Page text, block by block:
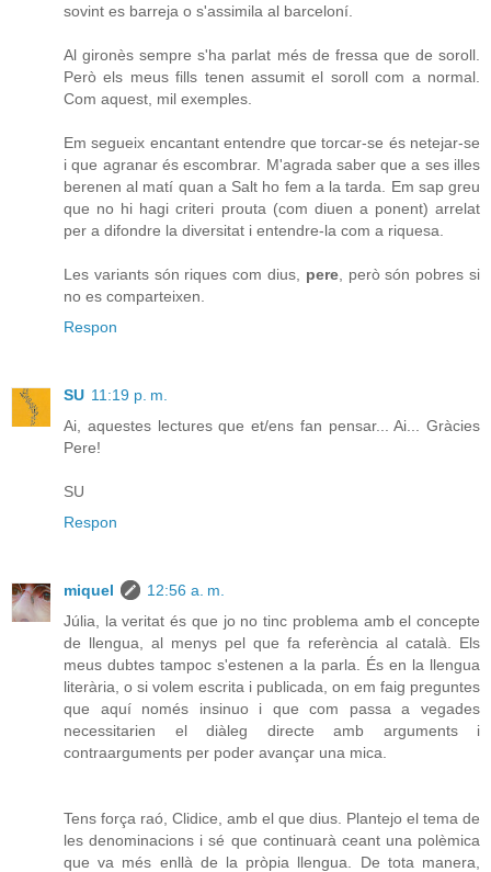
sovint es barreja o s'assimila al barceloní.
Al gironès sempre s'ha parlat més de fressa que de soroll.
Però els meus fills tenen assumit el soroll com a normal.
Com aquest, mil exemples.
Em segueix encantant entendre que torcar-se és netejar-se
i que agranar és escombrar. M'agrada saber que a ses illes
berenen al matí quan a Salt ho fem a la tarda. Em sap greu
que no hi hagi criteri prouta (com diuen a ponent) arrelat
per a difondre la diversitat i entendre-la com a riquesa.
Les variants són riques com dius, pere, però són pobres si
no es comparteixen.
Respon
SU 11:19 p. m.
Ai, aquestes lectures que et/ens fan pensar... Ai... Gràcies
Pere!
SU
Respon
miquel
12:56 a. m.
Júlia, la veritat és que jo no tinc problema amb el concepte
de llengua, al menys pel que fa referència al català. Els
meus dubtes tampoc s'estenen a la parla. És en la llengua
literària, o si volem escrita i publicada, on em faig preguntes
que aquí només insinuo i que com passa a vegades
necessitarien el diàleg directe amb arguments i
contraarguments per poder avançar una mica.
Tens força raó, Clidice, amb el que dius. Plantejo el tema de
les denominacions i sé que continuarà ceant una polèmica
que va més enllà de la pròpia llengua. De tota manera,